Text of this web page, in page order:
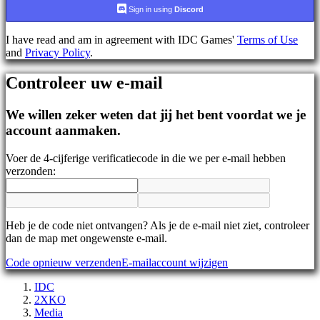
BS
DA
DE
EL
EN
FI
FR
HR
JA
KO
PL
PT
RO
SR
SV
Sign in using Discord
I have read and am in agreement with IDC Games' Terms of Use
and Privacy Policy.
Controleer uw e-mail
We willen zeker weten dat jij het bent voordat we je
account aanmaken.
Voer de 4-cijferige verificatiecode in die we per e-mail hebben
verzonden:
Heb je de code niet ontvangen? Als je de e-mail niet ziet, controleer
dan de map met ongewenste e-mail.
Code opnieuw verzendenE-mailaccount wijzigen
IDC
2XKO
Media